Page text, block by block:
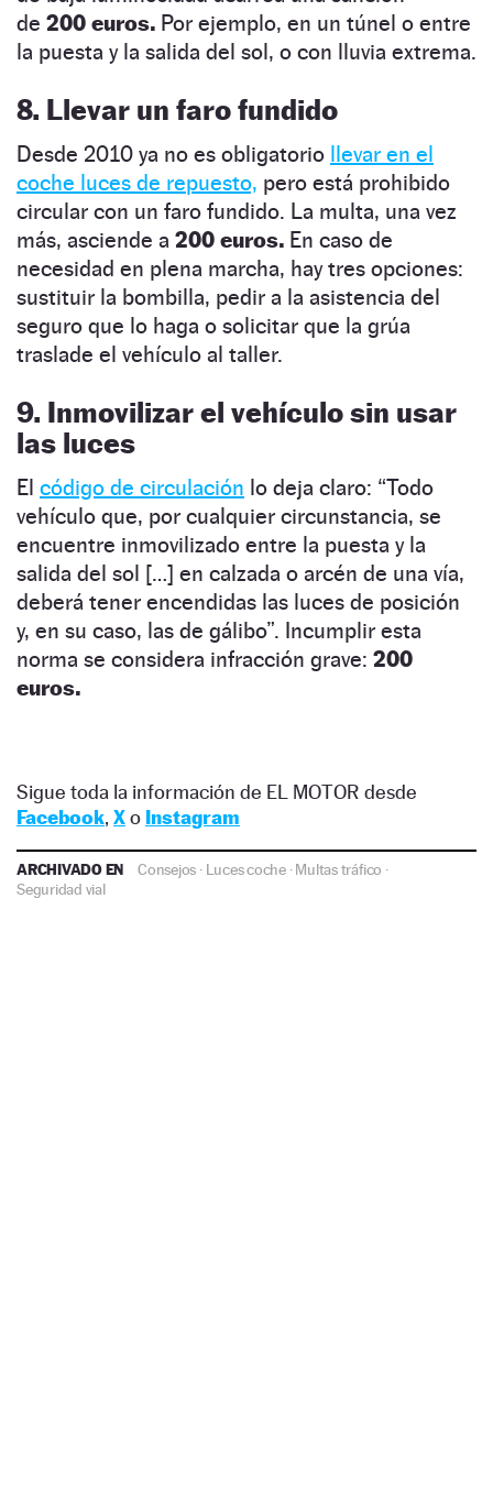
de 200 euros. Por ejemplo, en un túnel o entre
la puesta y la salida del sol, o con lluvia extrema.
8. Llevar un faro fundido
Desde 2010 ya no es obligatorio llevar en el
coche luces de repuesto, pero está prohibido
circular con un faro fundido. La multa, una vez
más, asciende a 200 euros. En caso de
necesidad en plena marcha, hay tres opciones:
sustituir la bombilla, pedir a la asistencia del
seguro que lo haga o solicitar que la grúa
traslade el vehículo al taller.
9. Inmovilizar el vehículo sin usar
las luces
El código de circulación lo deja claro: “Todo
vehículo que, por cualquier circunstancia, se
encuentre inmovilizado entre la puesta y la
salida del sol […] en calzada o arcén de una vía,
deberá tener encendidas las luces de posición
y, en su caso, las de gálibo”. Incumplir esta
norma se considera infracción grave: 200
euros.
Sigue toda la información de EL MOTOR desde
Facebook, Xo Instagram
ARCHIVADO EN Consejos · Luces coche·Multas tráfico ·
Seguridad vial